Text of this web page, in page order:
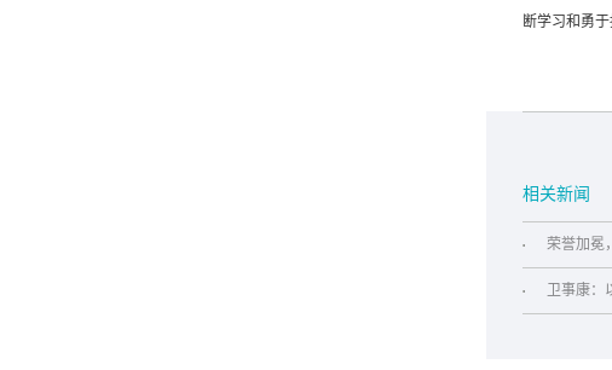
断学习和勇
相关新闻
荣誉加冕
质量金奖
卫事康